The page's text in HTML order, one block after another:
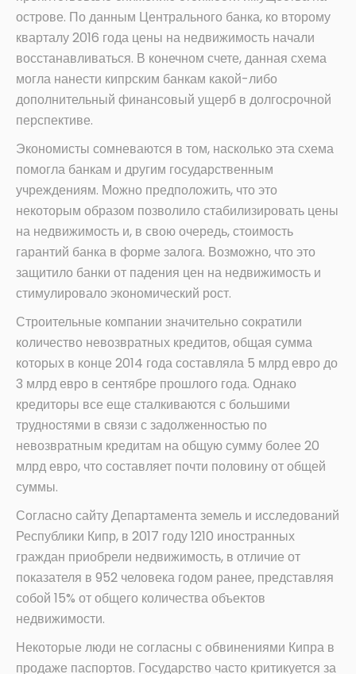
острове. По данным Центрального банка, ко второму
кварталу 2016 года цены на недвижимость начали
восстанавливаться. В конечном счете, данная схема
могла нанести кипрским банкам какой-либо
дополнительный финансовый ущерб в долгосрочной
перспективе.
Экономисты сомневаются в том, насколько эта схема
помогла банкам и другим государственным
учреждениям. Можно предположить, что это
некоторым образом позволило стабилизировать цены
на недвижимость и, в свою очередь, стоимость
гарантий банка в форме залога. Возможно, что это
защитило банки от падения цен на недвижимость и
стимулировало экономический рост.
Строительные компании значительно сократили
количество невозвратных кредитов, общая сумма
которых в конце 2014 года составляла 5 млрд евро до
3 млрд евро в сентябре прошлого года. Однако
кредиторы все еще сталкиваются с большими
трудностями в связи с задолженностью по
невозвратным кредитам на общую сумму более 20
млрд евро, что составляет почти половину от общей
суммы.
Согласно сайту Департамента земель и исследований
Республики Кипр, в 2017 году 1210 иностранных
граждан приобрели недвижимость, в отличие от
показателя в 952 человека годом ранее, представляя
собой 15% от общего количества объектов
недвижимости.
Некоторые люди не согласны с обвинениями Кипра в
продаже паспортов. Государство часто критикуется за